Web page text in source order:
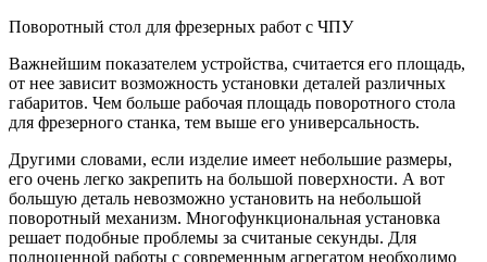
Поворотный стол для фрезерных работ с ЧПУ
Важнейшим показателем устройства, считается его площадь,
от нее зависит возможность установки деталей различных
габаритов. Чем больше рабочая площадь поворотного стола
для фрезерного станка, тем выше его универсальность.
Другими словами, если изделие имеет небольшие размеры,
его очень легко закрепить на большой поверхности. А вот
большую деталь невозможно установить на небольшой
поворотный механизм. Многофункциональная установка
решает подобные проблемы за считаные секунды. Для
полноценной работы с современным агрегатом необходимо